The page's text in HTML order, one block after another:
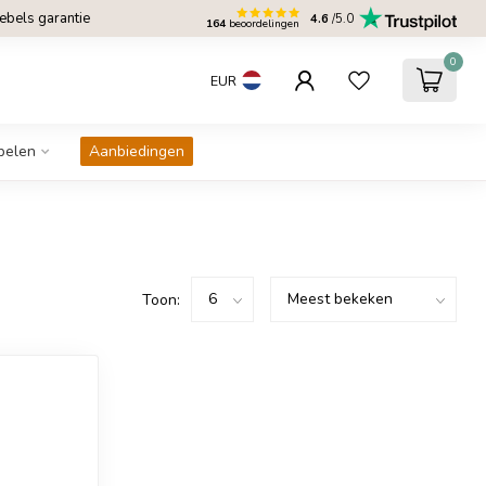
garantie 164 beoordelingen 4.6 /5.0
EUR
0
Aanbiedingen
Toon: